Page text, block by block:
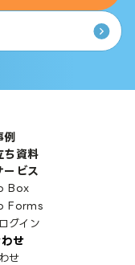
例
ち資料
ービス
Box
Forms
グイン
せ
せ